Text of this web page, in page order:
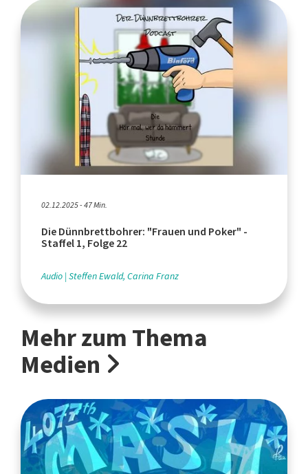
02.12.2025 - 47 Min.
Die Dünnbrettbohrer: "Frauen und Poker" -
Staffel 1, Folge 22
Audio Steffen Ewald, Carina Franz
Mehr zum Thema
Medien